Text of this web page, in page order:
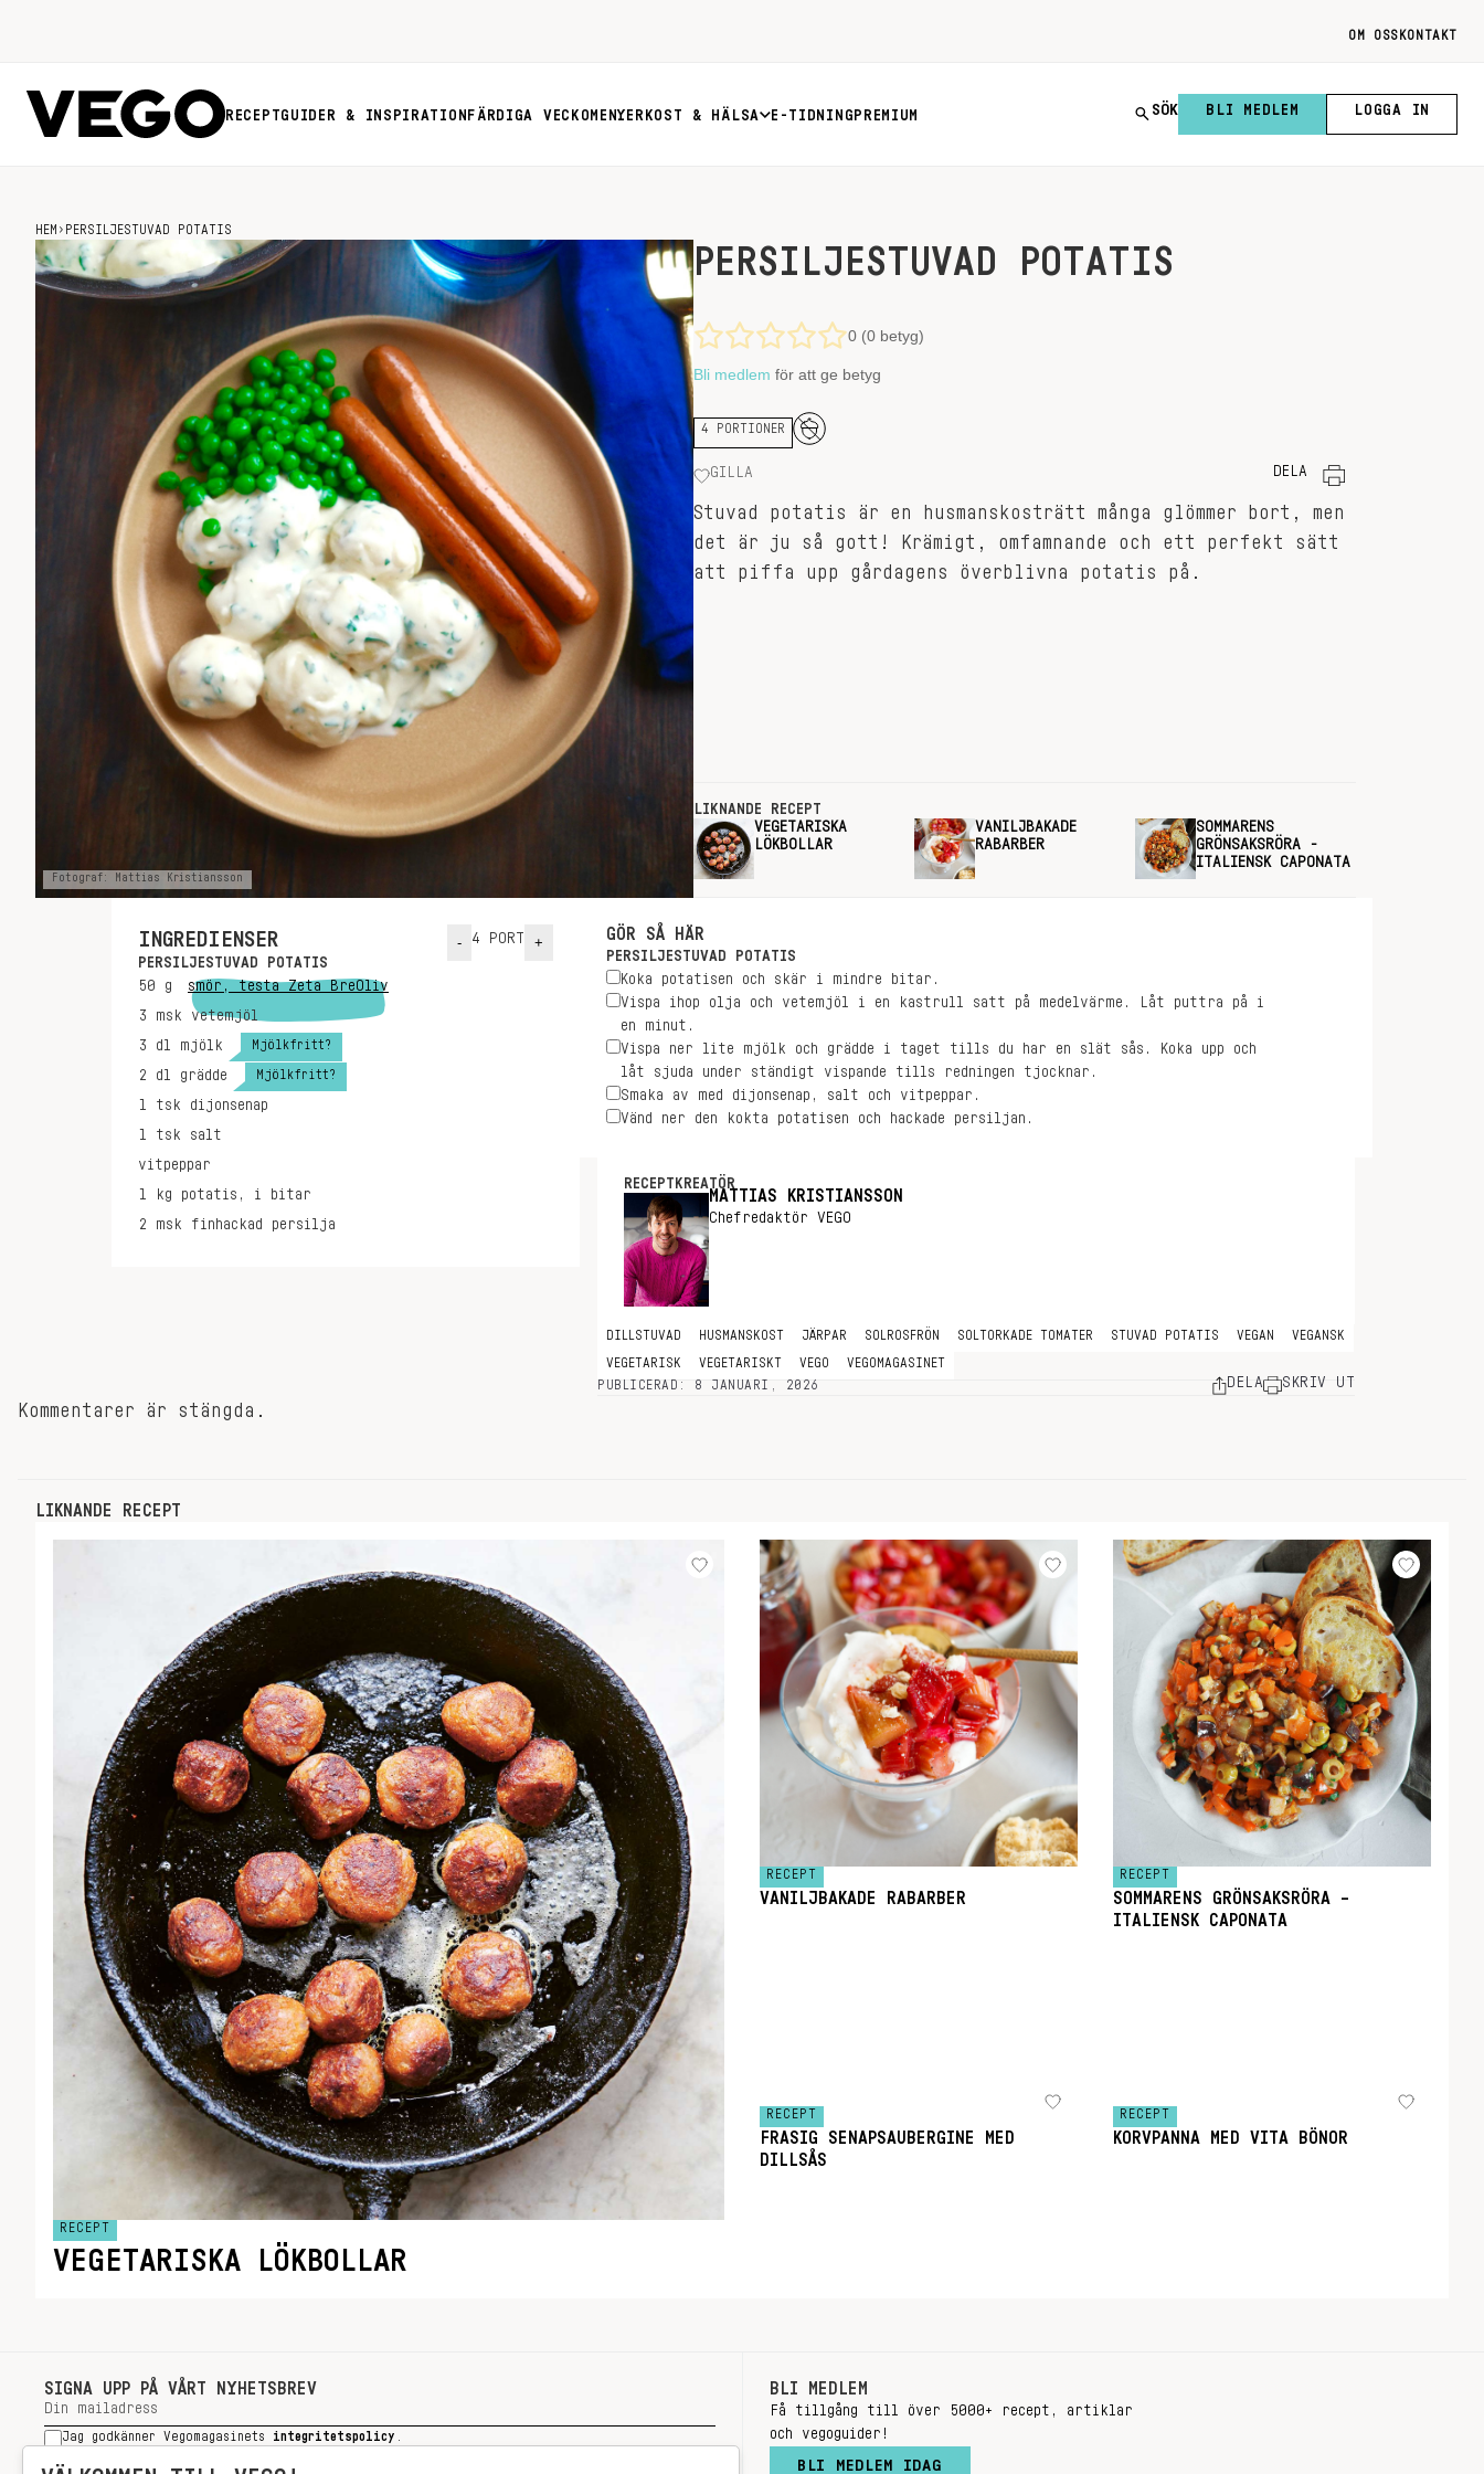
OM OSS KONTAKT
RECEPTGUIDER & INSPIRATION FÄRDIGA VECKOMENYER KOST & HÄLSA E-TIDNING PREMIUM SÖK BLI MEDLEM LOGGA IN
HEM › PERSILJESTUVAD POTATIS
Fotograf: Mattias Kristiansson
PERSILJESTUVAD POTATIS
0 (0 betyg)
Bli medlem för att ge betyg
4 PORTIONER
GILLA DELA
Stuvad potatis är en husmanskosträtt många glömmer bort, men
det är ju så gott! Krämigt, omfamnande och ett perfekt sätt
att piffa upp gårdagens överblivna potatis på.
LIKNANDE RECEPT
VEGETARISKA
LÖKBOLLAR
VANILJBAKADE
RABARBER
SOMMARENS
GRÖNSAKSRÖRA -
ITALIENSK CAPONATA
INGREDIENSER - 4 PORT +
PERSILJESTUVAD POTATIS
50 g
smör, testa Zeta BreOliv
3 msk
vetemjöl
3 dl mjölk Mjölkfritt?
2 dl grädde Mjölkfritt?
1 tsk
dijonsenap
1 tsk
salt
vitpeppar
1
kg
potatis, i bitar
2 msk finhackad persilja
GÖR SÅ HÄR
PERSILJESTUVAD POTATIS
Koka potatisen och skär i mindre bitar.
Vispa ihop olja och vetemjöl i en kastrull satt på medelvärme. Låt puttra på i
en minut.
Vispa ner lite mjölk och grädde i taget tills du har en slät sås. Koka upp och
låt sjuda under ständigt vispande tills redningen tjocknar.
Smaka av med dijonsenap, salt och vitpeppar.
Vänd ner den kokta potatisen och hackade persiljan.
RECEPTKREATÖR
MATTIAS KRISTIANSSON
Chefredaktör VEGO
DILLSTUVAD HUSMANSKOST JÄRPAR SOLROSFRÖN SOLTORKADE TOMATER STUVAD POTATIS VEGAN VEGANSK
VEGETARISK VEGETARISKT VEGO
VEGOMAGASINET
PUBLICERAD: 8 JANUARI, 2026
DELA SKRIV UT
Kommentarer är stängda.
LIKNANDE RECEPT
RECEPT
VEGETARISKA LÖKBOLLAR
RECEPT
VANILJBAKADE RABARBER
RECEPT
SOMMARENS GRÖNSAKSRÖRA –
ITALIENSK CAPONATA
RECEPT
FRASIG SENAPSAUBERGINE MED
DILLSÅS
RECEPT
KORVPANNA MED VITA BÖNOR
SIGNA UPP PÅ VÅRT NYHETSBREV
Jag godkänner Vegomagasinets integritetspolicy
SIGNA UPP
BLI MEDLEM
Få tillgång till över 5000+ recept, artiklar
och vegoguider!
BLI MEDLEM IDAG